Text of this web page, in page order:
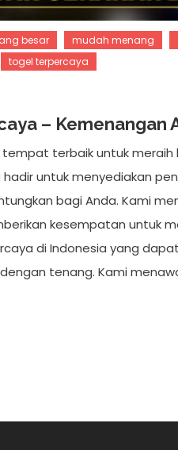
besar mudah menang
togel terpercaya
– Kemenangan
tempat terbaik untuk meraih
untuk menyediakan
bagi Anda. Kami
kesempatan untuk
di Indonesia yang
tenang. Kami